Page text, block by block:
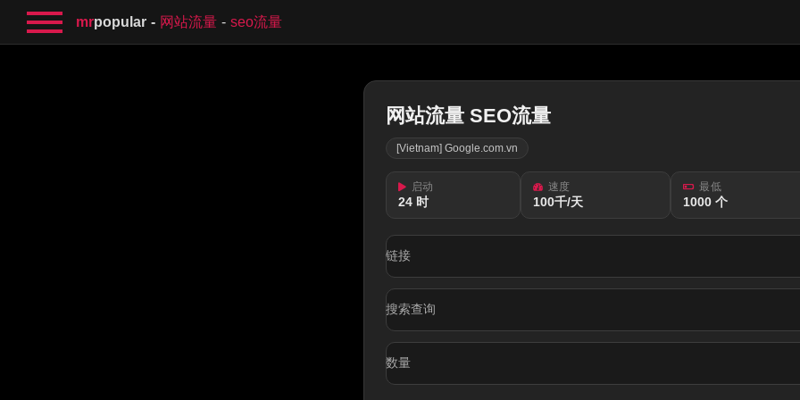
mrpopular 网站流量 seo流量
网站流量 SEO流量
[Vietnam] Google.com.vn
启动
24 时
速度
100千/天
最低
1000 个
链接
搜索查询
数量